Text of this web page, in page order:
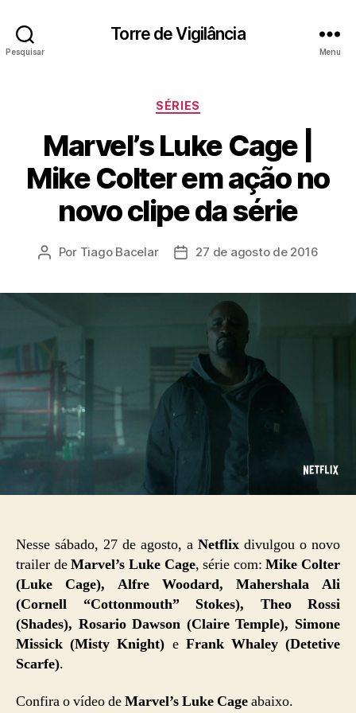
Pesquisar
Torre de Vigilância
Menu
Categorias
SÉRIES
Marvel’s Luke Cage |
Mike Colter em ação no
novo clipe da série
Autor
Por Tiago Bacelar
Data27 de agosto de 2016
Nesse sábado, 27 de agosto, a Netflix divulgou o novo
trailer deMarvel’s Luke Cage, série com:Mike Colter
(Luke Cage), Alfre Woodard, Mahershala Ali
(Cornell “Cottonmouth” Stokes), Theo Rossi
(Shades), Rosario Dawson (Claire Temple), Simone
Missick (Misty Knight) eFrank Whaley (Detetive
Scarfe).
Confira o vídeo deMarvel’s Luke Cageabaixo.